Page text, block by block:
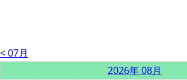
< 07月
2026年 08月